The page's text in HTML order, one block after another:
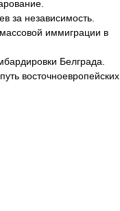
за независимость.
иммиграции в
Белграда.
восточноевропейских